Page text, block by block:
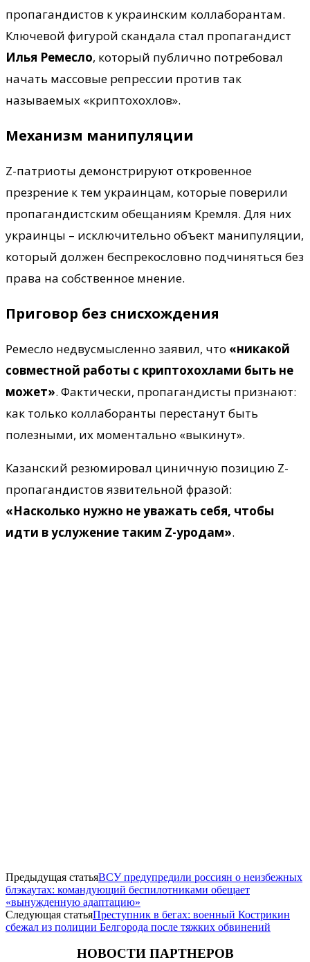
пропагандистов к украинским коллаборантам.
Ключевой фигурой скандала стал пропагандист
Илья Ремесло, который публично потребовал
начать массовые репрессии против так
называемых «криптохохлов».
Механизм манипуляции
Z-патриоты демонстрируют откровенное
презрение к тем украинцам, которые поверили
пропагандистским обещаниям Кремля. Для них
украинцы – исключительно объект манипуляции,
который должен беспрекословно подчиняться без
права на собственное мнение.
Приговор без снисхождения
Ремесло недвусмысленно заявил, что «никакой
совместной работы с криптохохлами быть не
может». Фактически, пропагандисты признают:
как только коллаборанты перестанут быть
полезными, их моментально «выкинут».
Казанский резюмировал циничную позицию Z-
пропагандистов язвительной фразой:
«Насколько нужно не уважать себя, чтобы
идти в услужение таким Z-уродам».
Предыдущая статьяВСУ предупредили россиян о неизбежных
блэкаутах: командующий беспилотниками обещает
«вынужденную адаптацию»
Следующая статьяПреступник в бегах: военный Кострикин
сбежал из полиции Белгорода после тяжких обвинений
НОВОСТИ ПАРТНЕРОВ